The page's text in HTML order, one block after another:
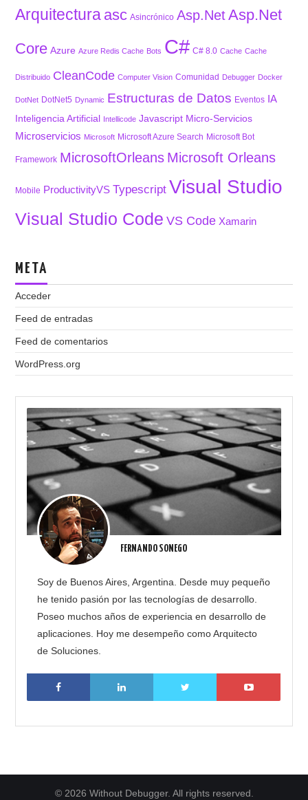
Arquitectura asc Asincrónico Asp.Net Asp.Net
Core Azure Azure Redis Cache Bots C# C# 8.0 Cache Cache
Distribuido CleanCode Computer Vision Comunidad Debugger Docker
DotNet DotNet5 Dynamic Estructuras de Datos Eventos IA
Inteligencia Artificial Intellicode Javascript Micro-Servicios
Microservicios Microsoft Microsoft Azure Search Microsoft Bot
Framework MicrosoftOrleans Microsoft Orleans
Mobile ProductivityVS Typescript Visual Studio
Visual Studio Code VS Code Xamarin
META
Acceder
Feed de entradas
Feed de comentarios
WordPress.org
FERNANDO SONEGO
Soy de Buenos Aires, Argentina. Desde muy pequeño
he tenido pasión por las tecnologías de desarrollo.
Poseo muchos años de experiencia en desarrollo de
aplicaciones. Hoy me desempeño como Arquitecto
de Soluciones.
© 2026 Without Debugger. All rights reserved.